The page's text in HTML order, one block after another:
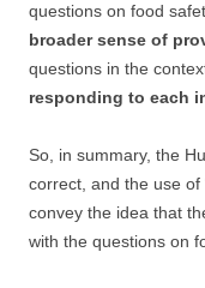
questions on food
broader sense of
questions in the
responding to each
So, in summary, the
correct, and the use of
convey the idea that
with the questions on